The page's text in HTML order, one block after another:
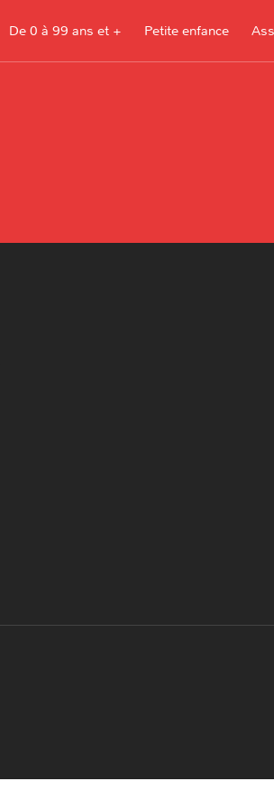
De 0 à 99 ans et + Petite enfance